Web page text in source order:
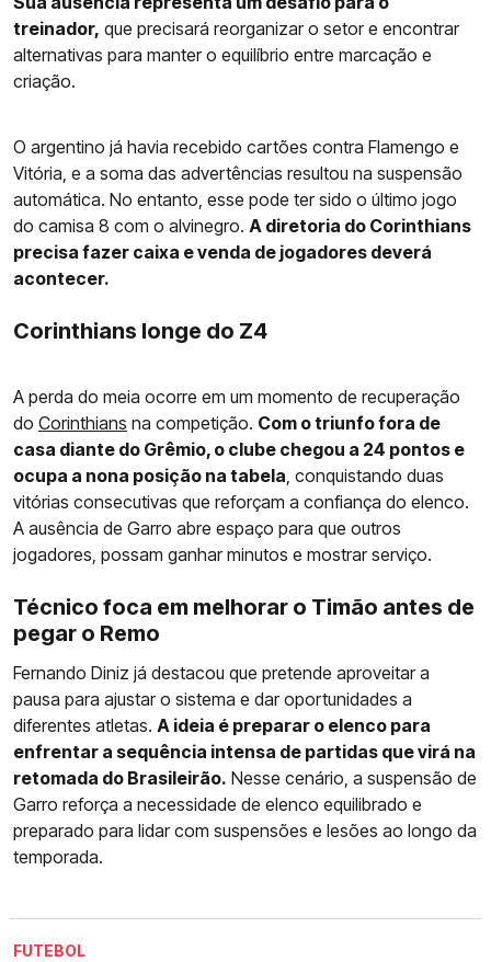
treinador, que precisará reorganizar o setor e encontrar
alternativas para manter o equilíbrio entre marcação e
criação.
O argentino já havia recebido cartões contra Flamengo e
Vitória, e a soma das advertências resultou na suspensão
automática. No entanto, esse pode ter sido o último jogo
do camisa 8 com o alvinegro. A diretoria do Corinthians
precisa fazer caixa e venda de jogadores deverá
acontecer.
Corinthians longe do Z4
A perda do meia ocorre em um momento de recuperação
do Corinthians na competição. Com o triunfo fora de
casa diante do Grêmio, o clube chegou a 24 pontos e
ocupa a nona posição na tabela , conquistando duas
vitórias consecutivas que reforçam a confiança do elenco.
A ausência de Garro abre espaço para que outros
jogadores, possam ganhar minutos e mostrar serviço.
Técnico foca em melhorar o Timão antes de
pegar o Remo
Fernando Diniz já destacou que pretende aproveitar a
pausa para ajustar o sistema e dar oportunidades a
diferentes atletas. A ideia é preparar o elenco para
enfrentar a sequência intensa de partidas que virá na
retomada do Brasileirão. Nesse cenário, a suspensão de
Garro reforça a necessidade de elenco equilibrado e
preparado para lidar com suspensões e lesões ao longo da
temporada.
FUTEBOL